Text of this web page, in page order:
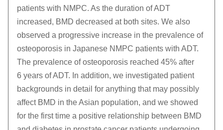
patients with NMPC. As the duration of ADT
increased, BMD decreased at both sites. We also
observed a progressive increase in the prevalence of
osteoporosis in Japanese NMPC patients with ADT.
The prevalence of osteoporosis reached 45% after
6 years of ADT. In addition, we investigated patient
backgrounds in detail for anything that may possibly
affect BMD in the Asian population, and we showed
for the first time a positive relationship between BMD